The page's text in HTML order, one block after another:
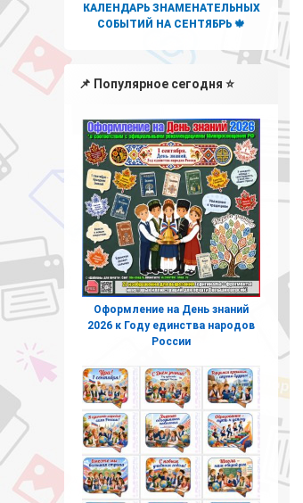
КАЛЕНДАРЬ ЗНАМЕНАТЕЛЬНЫХ
СОБЫТИЙ НА СЕНТЯБРЬ 🍁
📌 Популярное сегодня ⭐
Оформление на День знаний
2026 к Году единства народов
России